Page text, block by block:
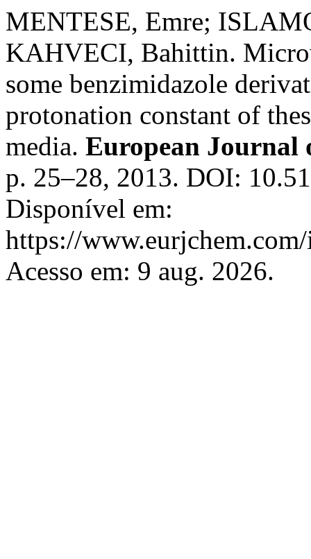
MENTESE, Emre;
KAHVECI, Bahittin.
some benzimidazole
protonation constant of
media. European Journal
p. 25–28, 2013. DOI:
Disponível em:
https://
Acesso em: 9 aug. 2026.